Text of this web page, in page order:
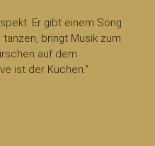
Er gibt einem Song
bringt Musik zum
auf dem
ist der Kuchen.“